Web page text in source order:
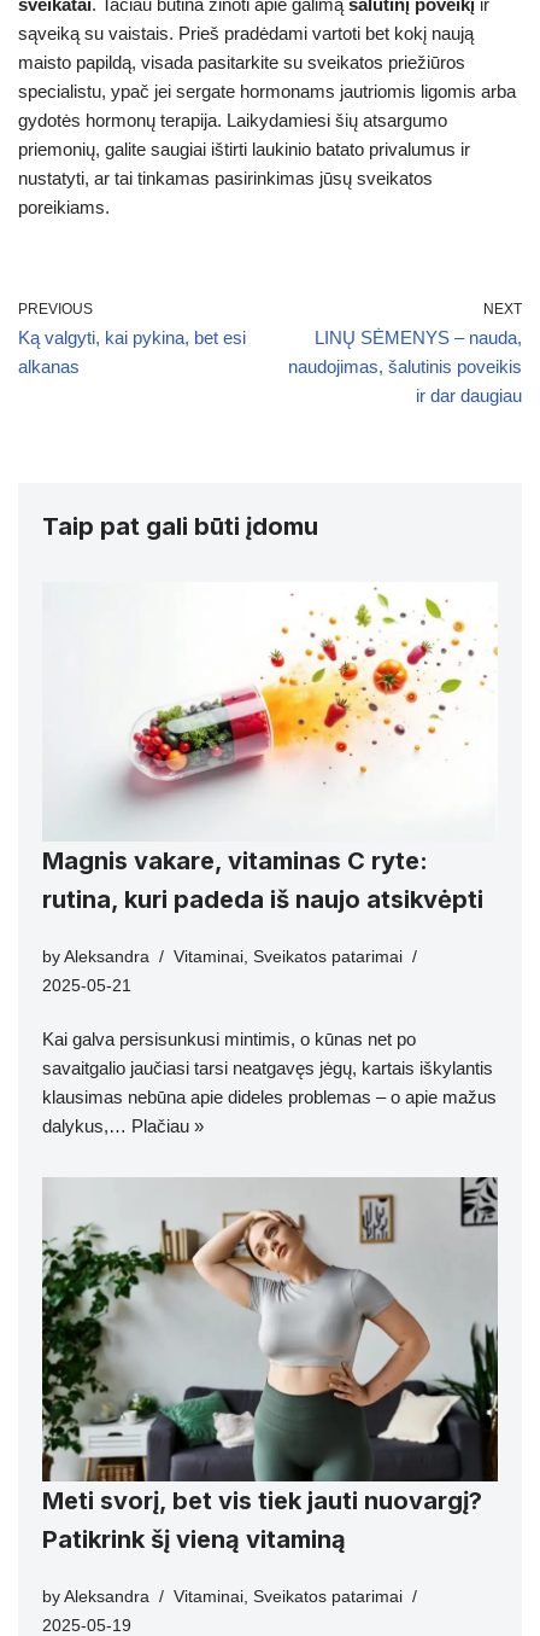
sveikatai. Tačiau būtina žinoti apie galimą šalutinį poveikį ir
sąveiką su vaistais. Prieš pradėdami vartoti bet kokį naują
maisto papildą, visada pasitarkite su sveikatos priežiūros
specialistu, ypač jei sergate hormonams jautriomis ligomis arba
gydotės hormonų terapija. Laikydamiesi šių atsargumo
priemonių, galite saugiai ištirti laukinio batato privalumus ir
nustatyti, ar tai tinkamas pasirinkimas jūsų sveikatos
poreikiams.
PREVIOUS
Ką valgyti, kai pykina, bet esi
alkanas
NEXT
LINŲ SĖMENYS – nauda,
naudojimas, šalutinis poveikis
ir dar daugiau
Taip pat gali būti įdomu
Magnis vakare, vitaminas C ryte:
rutina, kuri padeda iš naujo atsikvėpti
by Aleksandra Vitaminai Sveikatos patarimai
2025-05-21
Kai galva persisunkusi mintimis, o kūnas net po
savaitgalio jaučiasi tarsi neatgavęs jėgų, kartais iškylantis
klausimas nebūna apie dideles problemas – o apie mažus
dalykus,… Plačiau »
Meti svorį, bet vis tiek jauti nuovargį?
Patikrink šį vieną vitaminą
by Aleksandra Vitaminai Sveikatos patarimai
2025-05-19